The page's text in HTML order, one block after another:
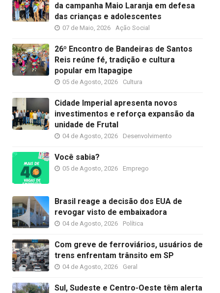
da campanha Maio Laranja em defesa
das crianças e adolescentes
07 de Maio, 2026 Ação Social
26º Encontro de Bandeiras de Santos
Reis reúne fé, tradição e cultura
popular em Itapagipe
05 de Agosto, 2026 Cultura
Cidade Imperial apresenta novos
investimentos e reforça expansão da
unidade de Frutal
04 de Agosto, 2026 Desenvolvimento
Você sabia?
05 de Agosto, 2026 Emprego
Brasil reage a decisão dos EUA de
revogar visto de embaixadora
04 de Agosto, 2026 Política
Com greve de ferroviários, usuários de
trens enfrentam trânsito em SP
04 de Agosto, 2026 Geral
Sul, Sudeste e Centro-Oeste têm alerta